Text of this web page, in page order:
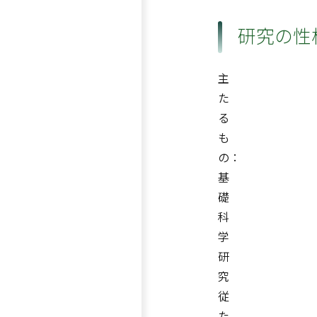
研究の性
主
た
る
も
の：
基
礎
科
学
研
究
従